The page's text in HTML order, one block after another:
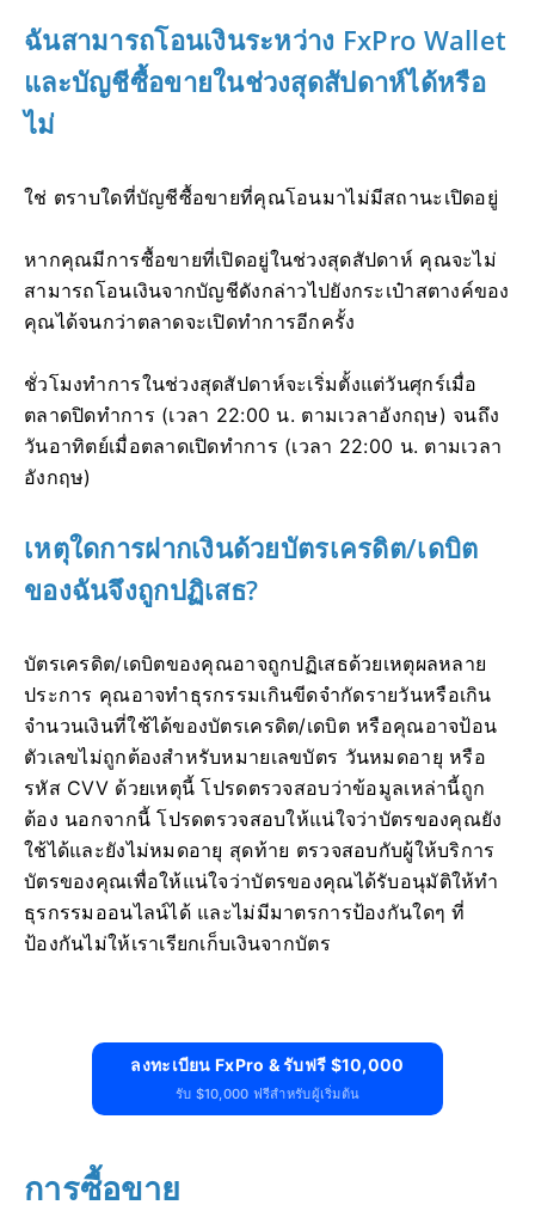
ฉันสามารถโอนเงินระหว่าง FxPro Wallet
และบัญชีซื้อขายในช่วงสุดสัปดาห์ได้หรือ
ไม่
ใช่ ตราบใดที่บัญชีซื้อขายที่คุณโอนมาไม่มีสถานะเปิดอยู่
หากคุณมีการซื้อขายที่เปิดอยู่ในช่วงสุดสัปดาห์ คุณจะไม่
สามารถโอนเงินจากบัญชีดังกล่าวไปยังกระเป๋าสตางค์ของ
คุณได้จนกว่าตลาดจะเปิดทำการอีกครั้ง
ชั่วโมงทำการในช่วงสุดสัปดาห์จะเริ่มตั้งแต่วันศุกร์เมื่อ
ตลาดปิดทำการ (เวลา 22:00 น. ตามเวลาอังกฤษ) จนถึง
วันอาทิตย์เมื่อตลาดเปิดทำการ (เวลา 22:00 น. ตามเวลา
อังกฤษ)
เหตุใดการฝากเงินด้วยบัตรเครดิต/เดบิต
ของฉันจึงถูกปฏิเสธ?
บัตรเครดิต/เดบิตของคุณอาจถูกปฏิเสธด้วยเหตุผลหลาย
ประการ คุณอาจทำธุรกรรมเกินขีดจำกัดรายวันหรือเกิน
จำนวนเงินที่ใช้ได้ของบัตรเครดิต/เดบิต หรือคุณอาจป้อน
ตัวเลขไม่ถูกต้องสำหรับหมายเลขบัตร วันหมดอายุ หรือ
รหัส CVV ด้วยเหตุนี้ โปรดตรวจสอบว่าข้อมูลเหล่านี้ถูก
ต้อง นอกจากนี้ โปรดตรวจสอบให้แน่ใจว่าบัตรของคุณยัง
ใช้ได้และยังไม่หมดอายุ สุดท้าย ตรวจสอบกับผู้ให้บริการ
บัตรของคุณเพื่อให้แน่ใจว่าบัตรของคุณได้รับอนุมัติให้ทำ
ธุรกรรมออนไลน์ได้ และไม่มีมาตรการป้องกันใดๆ ที่
ป้องกันไม่ให้เราเรียกเก็บเงินจากบัตร
ลงทะเบียน FxPro & รับฟรี $10,000
รับ $10,000 ฟรีสำหรับผู้เริ่มต้น
การซื้อขาย